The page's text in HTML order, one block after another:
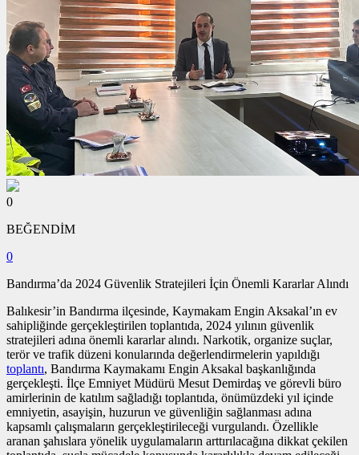
0
BEĞENDİM
0
Bandırma’da 2024 Güvenlik Stratejileri İçin Önemli Kararlar Alındı
Balıkesir’in Bandırma ilçesinde, Kaymakam Engin Aksakal’ın ev
sahipliğinde gerçekleştirilen toplantıda, 2024 yılının güvenlik
stratejileri adına önemli kararlar alındı. Narkotik, organize suçlar,
terör ve trafik düzeni konularında değerlendirmelerin yapıldığı
toplantı, Bandırma Kaymakamı Engin Aksakal başkanlığında
gerçekleşti. İlçe Emniyet Müdürü Mesut Demirdaş ve görevli büro
amirlerinin de katılım sağladığı toplantıda, önümüzdeki yıl içinde
emniyetin, asayişin, huzurun ve güvenliğin sağlanması adına
kapsamlı çalışmaların gerçekleştirileceği vurgulandı. Özellikle
aranan şahıslara yönelik uygulamaların arttırılacağına dikkat çekilen